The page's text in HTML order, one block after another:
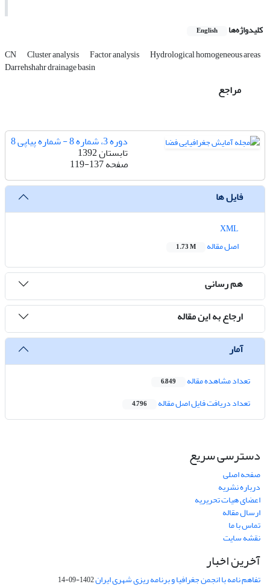
کلیدواژه‌ها English
CN Cluster analysis Factor analysis Hydrological homogeneous areas
Darrehshahr drainage basin
مراجع
دوره 3، شماره 8 - شماره پیاپی 8
تابستان 1392
صفحه119-137
فایل ها
اصل مقاله
1.73 M
هم رسانی
ارجاع به این مقاله
آمار
تعداد مشاهده مقاله 6,849
تعداد دریافت فایل اصل مقاله 4,796
دسترسی سریع
صفحه اصلی
درباره نشریه
اعضای هیات تحریریه
ارسال مقاله
تماس با ما
نقشه سایت
آخرین اخبار
تفاهم نامه با انجمن جغرافیا و برنامه ریزی شهری ایران1402-09-14